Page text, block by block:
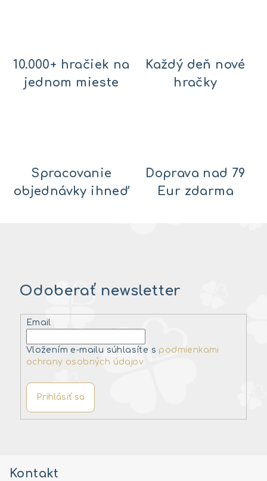
10.000+ hračiek na
jednom mieste
Každý deň nové
hračky
Spracovanie
objednávky ihneď
Doprava nad 79
Eur zdarma
Odoberať newsletter
Email
Vložením e-mailu súhlasíte s podmienkami
ochrany osobných údajov
Prihlásiť sa
Kontakt